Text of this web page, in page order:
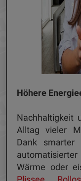
Höhere
Nachhaltigkeit
Alltag vieler
Dank smarter
Wärme oder